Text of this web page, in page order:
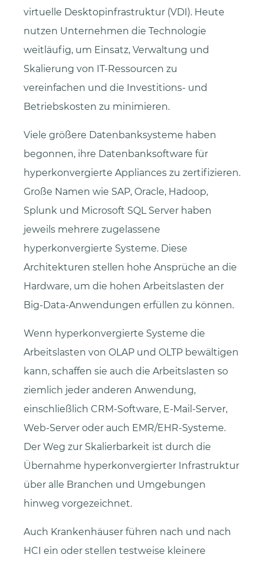
virtuelle Desktopinfrastruktur (VDI). Heute
nutzen Unternehmen die Technologie
weitläufig, um Einsatz, Verwaltung und
Skalierung von IT-Ressourcen zu
vereinfachen und die Investitions- und
Betriebskosten zu minimieren.
Viele größere Datenbanksysteme haben
begonnen, ihre Datenbanksoftware für
hyperkonvergierte Appliances zu zertifizieren.
Große Namen wie SAP, Oracle, Hadoop,
Splunk und Microsoft SQL Server haben
jeweils mehrere zugelassene
hyperkonvergierte Systeme. Diese
Architekturen stellen hohe Ansprüche an die
Hardware, um die hohen Arbeitslasten der
Big-Data-Anwendungen erfüllen zu können.
Wenn hyperkonvergierte Systeme die
Arbeitslasten von OLAP und OLTP bewältigen
kann, schaffen sie auch die Arbeitslasten so
ziemlich jeder anderen Anwendung,
einschließlich CRM-Software, E-Mail-Server,
Web-Server oder auch EMR/EHR-Systeme.
Der Weg zur Skalierbarkeit ist durch die
Übernahme hyperkonvergierter Infrastruktur
über alle Branchen und Umgebungen
hinweg vorgezeichnet.
Auch Krankenhäuser führen nach und nach
HCI ein oder stellen testweise kleinere